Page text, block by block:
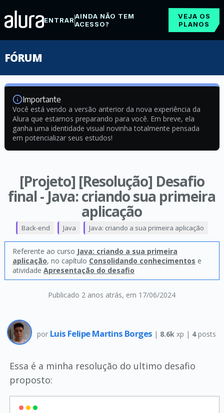
ENTRARAINDA NÃO TEM
ACESSO?
VEJA OS
PLANOS
FÓRUM
Importante
Você está vendo a versão anterior da nova experiência da
Alura que estamos preparando para você. Em breve, ela
ganha uma identidade visual novinha totalmente pensada
em potencializar seus estudos!
[Projeto] [Resolução] Desafio
final - Java: criando sua primeira
aplicação
Publicado 2 anos atrás, em 17/06/2024
Back-end Java Java: criando a sua primeira aplicação
Referente ao curso Java: criando a sua primeira
aplicação, no capítulo Consolidando conhecimentos e
atividade Apresentação do desafio
por Luis Felipe Martins Borges | 8.6k xp | 4posts
Essa é a minha resolução do ultimo desafio
proposto: